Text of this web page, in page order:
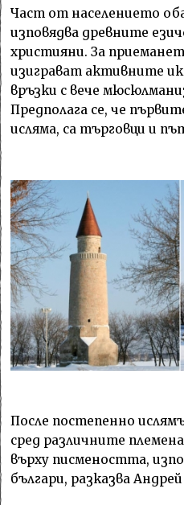
Част от населението
изповядва древните
християни. За
изиграват активните
връзки с вече
Предполага се, че
исляма, са търговци и
После постепенно
сред различните
върху писмеността,
българи, разказва